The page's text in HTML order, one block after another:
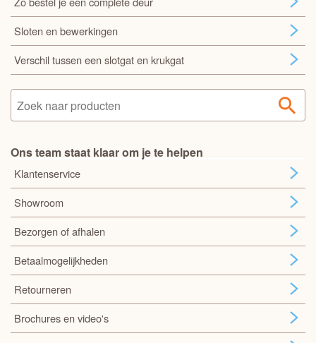
Sloten en bewerkingen
Verschil tussen een slotgat en krukgat
Ons team staat klaar om je te helpen
Klantenservice
Showroom
Bezorgen of afhalen
Betaalmogelijkheden
Retourneren
Brochures en video's